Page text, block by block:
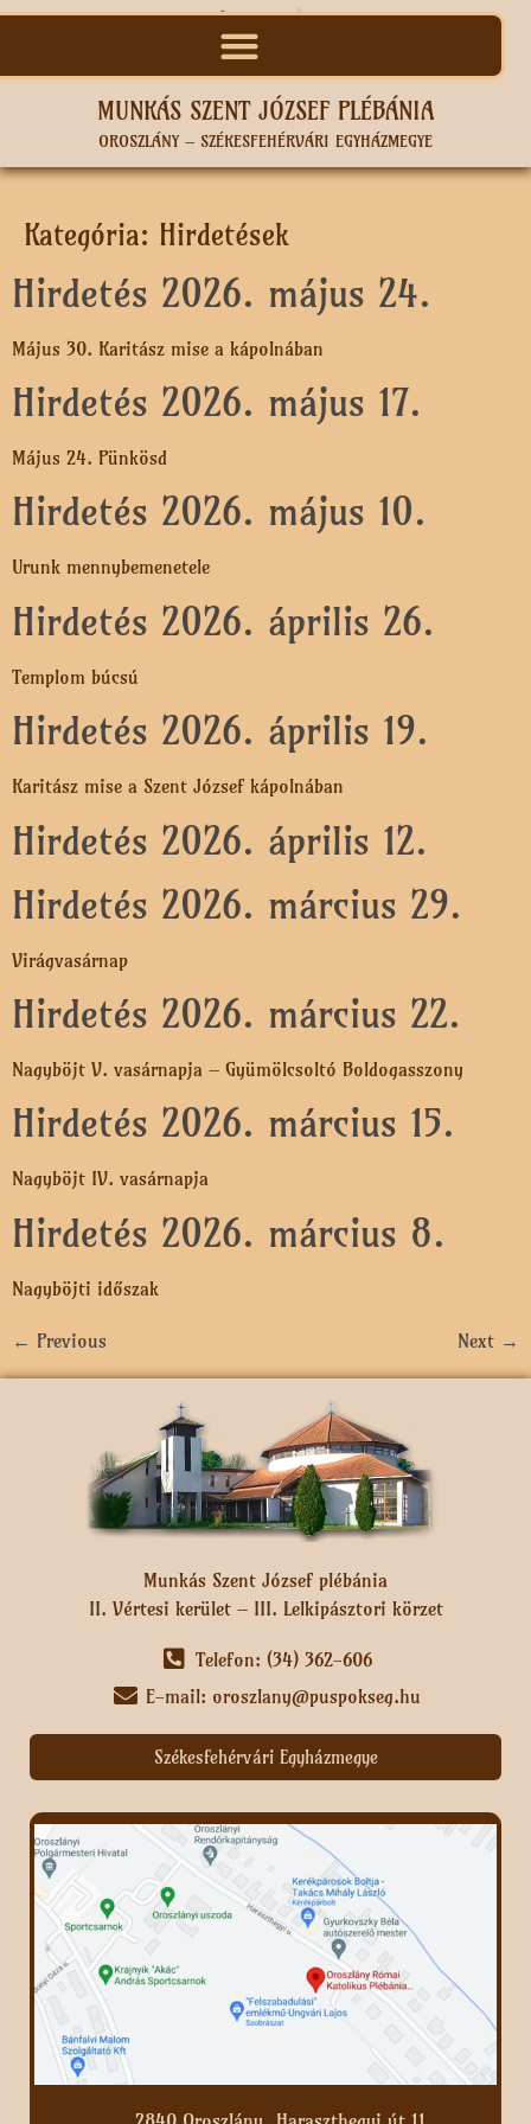
MUNKÁS SZENT JÓZSEF PLÉBÁNIA
OROSZLÁNY – SZÉKESFEHÉRVÁRI EGYHÁZMEGYE
Kategória: Hirdetések
Hirdetés 2026. május 24.
Május 30. Karitász mise a kápolnában
Hirdetés 2026. május 17.
Május 24. Pünkösd
Hirdetés 2026. május 10.
Urunk mennybemenetele
Hirdetés 2026. április 26.
Templom búcsú
Hirdetés 2026. április 19.
Karitász mise a Szent József kápolnában
Hirdetés 2026. április 12.
Hirdetés 2026. március 29.
Virágvasárnap
Hirdetés 2026. március 22.
Nagyböjt V. vasárnapja – Gyümölcsoltó Boldogasszony
Hirdetés 2026. március 15.
Nagyböjt IV. vasárnapja
Hirdetés 2026. március 8.
Nagyböjti időszak
← Previous Next →
Munkás Szent József plébánia
II. Vértesi kerület – III. Lelkipásztori körzet
Telefon: (34) 362-606
E-mail: oroszlany@puspokseg.hu
Székesfehérvári Egyházmegye